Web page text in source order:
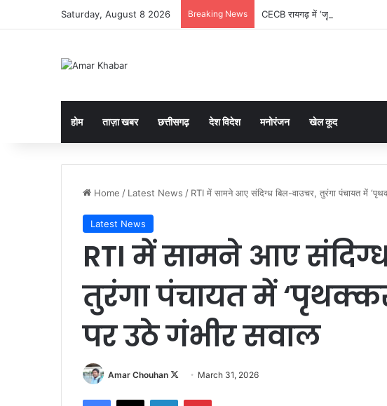
Saturday, August 8 2026 Breaking News CECB रायगढ़ में ‘जूनियर साइंटिस्ट’
होम ताज़ा खबर छत्तीसगढ़ देश विदेश मनोरंजन खेल कूद
Home / Latest News / RTI में सामने आए संदिग्ध बिल-वाउचर, तुरंगा पंचायत में
Latest News
RTI में सामने आए
तुरंगा पंचायत में
पर उठे गंभीर सवाल
Amar Chouhan
FollowMarch 31, 2026
Facebook
X LinkedInPinterest